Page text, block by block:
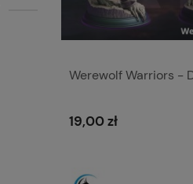
Werewolf Warriors -
19,00 zł